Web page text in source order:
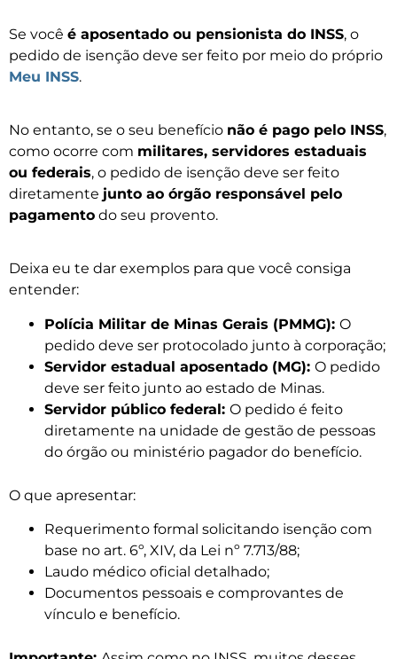
Se você é aposentado ou pensionista do INSS, o
pedido de isenção deve ser feito por meio do próprio
Meu INSS.
No entanto, se o seu benefício não é pago pelo INSS,
como ocorre com militares, servidores estaduais
ou federais, o pedido de isenção deve ser feito
diretamente junto ao órgão responsável pelo
pagamento do seu provento.
Deixa eu te dar exemplos para que você consiga
entender:
Polícia Militar de Minas Gerais (PMMG): O
pedido deve ser protocolado junto à corporação;
Servidor estadual aposentado (MG): O pedido
deve ser feito junto ao estado de Minas.
Servidor público federal: O pedido é feito
diretamente na unidade de gestão de pessoas
do órgão ou ministério pagador do benefício.
O que apresentar:
Requerimento formal solicitando isenção com
base no art. 6º, XIV, da Lei nº 7.713/88;
Laudo médico oficial detalhado;
Documentos pessoais e comprovantes de
vínculo e benefício.